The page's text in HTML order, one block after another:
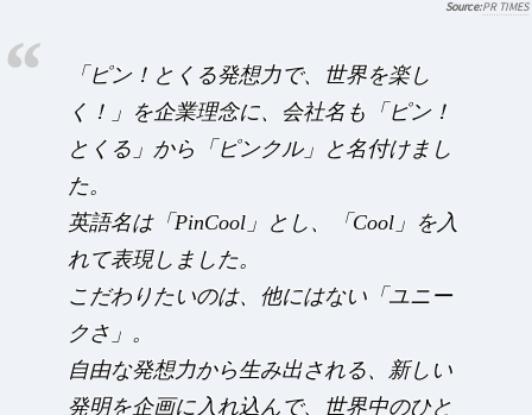
PR TIMES
「ピン！とくる発想力で、世界を楽し
く！」を企業理念に、会社名も「ピン！
とくる」から「ピンクル」と名付けまし
た。
英語名は「PinCool」とし、「Cool」を入
れて表現しました。
こだわりたいのは、他にはない「ユニー
クさ」。
自由な発想力から生み出される、新しい
発明を企画に入れ込んで、世界中のひと